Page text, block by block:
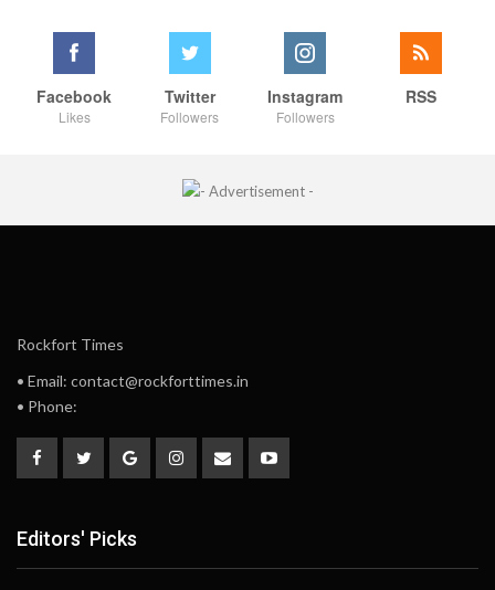
Facebook
Likes
Twitter
Followers
Instagram
Followers
RSS
Rockfort Times
• Email: contact@rockforttimes.in
• Phone:
Editors' Picks